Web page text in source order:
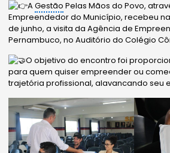
AGestão Pelas Mãos do Povo,
Empreendedor do Município, recebeu
de junho, a visita da Agência de
Pernambuco, no Auditório do Colégio
O objetivo do encontro foi
para quem quiser empreender ou
trajetória profissional, alavancando seu